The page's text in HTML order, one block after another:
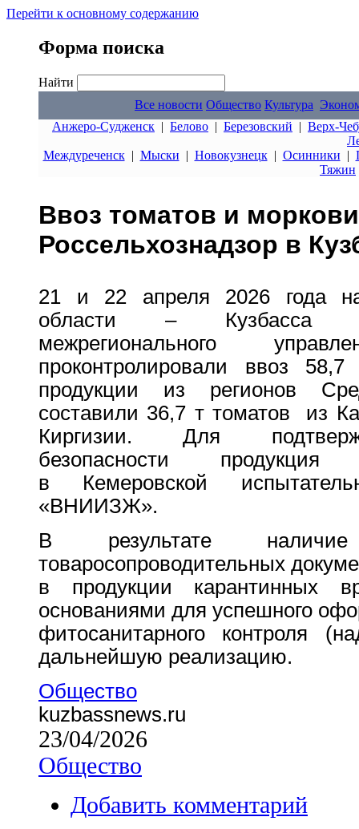
Перейти к основному содержанию
Форма поиска
Найти
Все новости Общество Культура
Анжеро-Судженск | Белово | Березовский | Верх-
Междуреченск| Мыски | Новокузнецк| Осинники |
Тяжин
Ввоз томатов и
Россельхознадзор в
21 и 22 апреля 2026 года
области – Кузбасса
межрегионального
проконтролировали ввоз
продукции из регионов
составили 36,7 т томатов из
Киргизии. Для
безопасности
в Кемеровской
«ВНИИЗЖ».
В результате
товаросопроводительных
в продукции карантинных
основаниями для успешного
фитосанитарного контроля
дальнейшую реализацию.
Общество
kuzbassnews.ru
23/04/2026
Общество
Добавить комментарий